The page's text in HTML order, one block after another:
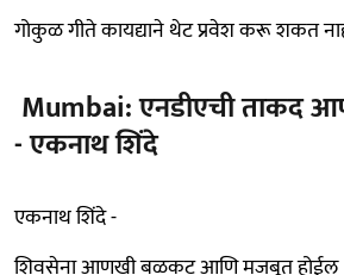
गोकुळ गीते कायद्याने थेट प्रवेश करू शकत
Mumbai: एनडीएची ताकद
- एकनाथ शिंदे
एकनाथ शिंदे -
शिवसेना आणखी बळकट आणि मजबूत होईल